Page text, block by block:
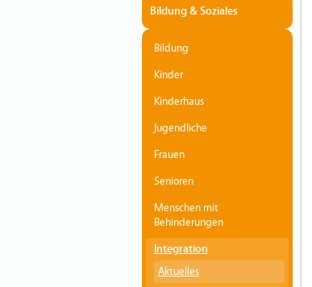
Bildung & Soziales
Bildung
Kinder
Kinderhaus
Jugendliche
Frauen
Senioren
Menschen mit
Behinderungen
Integration
Aktuelles